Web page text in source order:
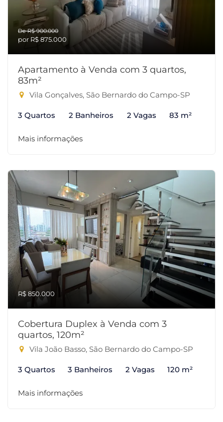
De R$ 900.000
por R$ 875.000
Apartamento à Venda com 3 quartos,
83m²
Vila Gonçalves, São Bernardo do Campo-SP
3 Quartos 2 Banheiros 2 Vagas 83 m²
Mais informações
R$ 850.000
Cobertura Duplex à Venda com 3
quartos, 120m²
Vila João Basso, São Bernardo do Campo-SP
3 Quartos 3 Banheiros 2 Vagas 120 m²
Mais informações